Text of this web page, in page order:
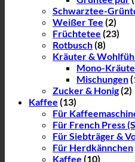
Schwarztee-
Weißer Tee (2)
Früchtetee (23)
Rotbusch(8)
Kräuter &
Mono-
Mischungen
Zucker & Honig(2)
Kaffee (13)
Für
Für French Press
Für Siebträger &
Für Herdkännchen
Kaffee (10)